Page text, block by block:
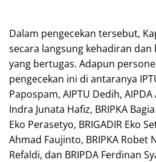
Dalam pengecekan tersebut,
secara langsung kehadiran dan
yang bertugas. Adapun
pengecekan ini di antaranya
Papospam, AIPTU Dedih,
Indra Junata Hafiz, BRIPKA
Eko Perasetyo, BRIGADIR Eko
Ahmad Faujinto, BRIPKA Robet
Refaldi, dan BRIPDA Ferdinan